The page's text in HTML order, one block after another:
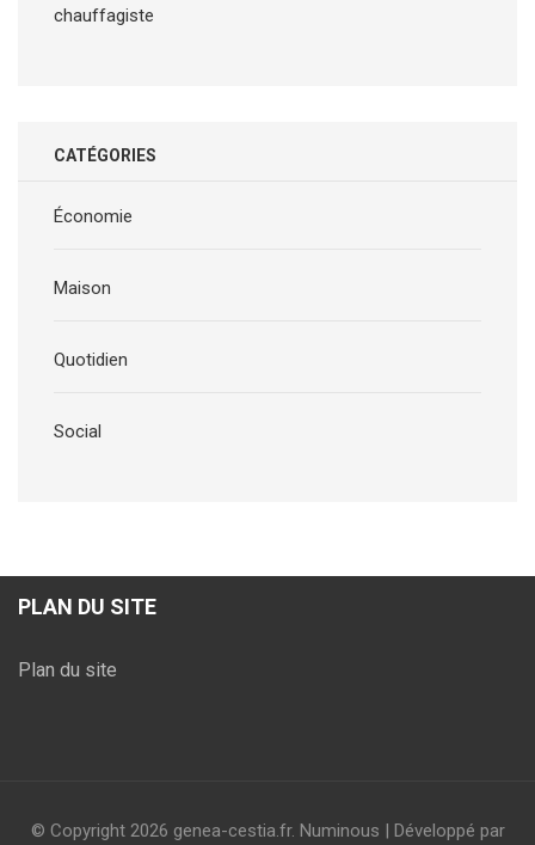
chauffagiste
CATÉGORIES
Économie
Maison
Quotidien
Social
PLAN DU SITE
Plan du site
© Copyright 2026 genea-cestia.fr. Numinous | Développé par